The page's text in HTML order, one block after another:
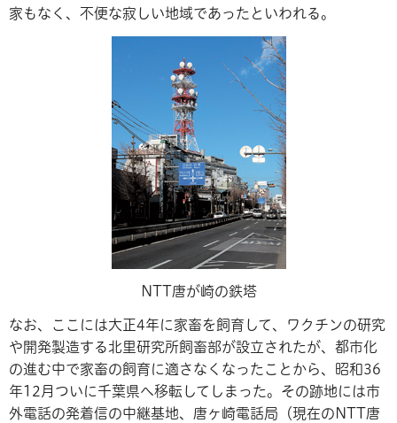
家もなく、不便な寂しい地域であったといわれる。
NTT唐が崎の鉄塔
なお、ここには大正4年に家畜を飼育して、ワクチンの研究
や開発製造する北里研究所飼畜部が設立されたが、都市化
の進む中で家畜の飼育に適さなくなったことから、昭和36
年12月ついに千葉県へ移転してしまった。その跡地には市
外電話の発着信の中継基地、唐ヶ崎電話局（現在のNTT唐